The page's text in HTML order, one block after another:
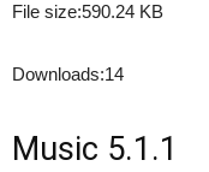
File size:590.24 KB
Downloads:14
Music 5.1.1